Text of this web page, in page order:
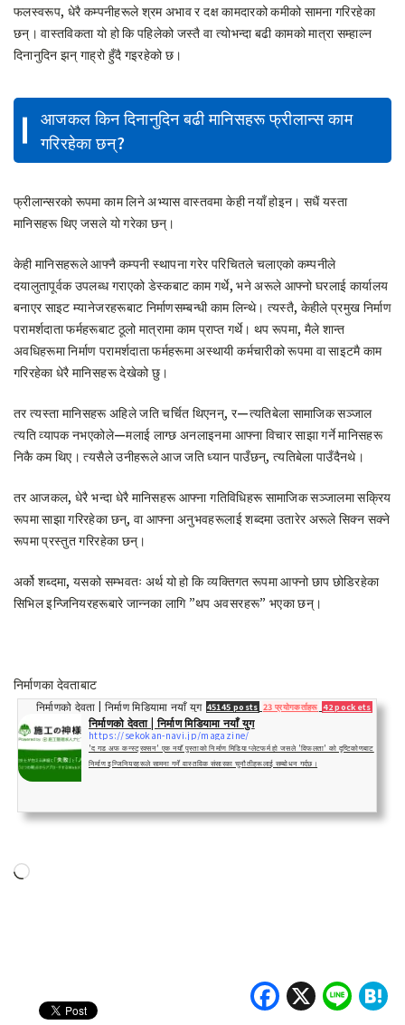
फलस्वरूप, धेरै कम्पनीहरूले श्रम अभाव र दक्ष कामदारको कमीको सामना गरिरहेका
छन्। वास्तविकता यो हो कि पहिलेको जस्तै वा त्योभन्दा बढी कामको मात्रा सम्हाल्न
दिनानुदिन झन् गाह्रो हुँदै गइरहेको छ।
आजकल किन दिनानुदिन बढी मानिसहरू फ्रीलान्स काम
गरिरहेका छन्?
फ्रीलान्सरको रूपमा काम लिने अभ्यास वास्तवमा केही नयाँ होइन। सधैं यस्ता
मानिसहरू थिए जसले यो गरेका छन्।
केही मानिसहरूले आफ्नै कम्पनी स्थापना गरेर परिचितले चलाएको कम्पनीले
दयालुतापूर्वक उपलब्ध गराएको डेस्कबाट काम गर्थे, भने अरूले आफ्नो घरलाई कार्यालय
बनाएर साइट म्यानेजरहरूबाट निर्माणसम्बन्धी काम लिन्थे। त्यस्तै, केहीले प्रमुख निर्माण
परामर्शदाता फर्महरूबाट ठूलो मात्रामा काम प्राप्त गर्थे। थप रूपमा, मैले शान्त
अवधिहरूमा निर्माण परामर्शदाता फर्महरूमा अस्थायी कर्मचारीको रूपमा वा साइटमै काम
गरिरहेका धेरै मानिसहरू देखेको छु।
तर त्यस्ता मानिसहरू अहिले जति चर्चित थिएनन्, र—त्यतिबेला सामाजिक सञ्जाल
त्यति व्यापक नभएकोले—मलाई लाग्छ अनलाइनमा आफ्ना विचार साझा गर्ने मानिसहरू
निकै कम थिए। त्यसैले उनीहरूले आज जति ध्यान पाउँछन्, त्यतिबेला पाउँदैनथे।
तर आजकल, धेरै भन्दा धेरै मानिसहरू आफ्ना गतिविधिहरू सामाजिक सञ्जालमा सक्रिय
रूपमा साझा गरिरहेका छन्, वा आफ्ना अनुभवहरूलाई शब्दमा उतारेर अरूले सिक्न सक्ने
रूपमा प्रस्तुत गरिरहेका छन्।
अर्को शब्दमा, यसको सम्भवतः अर्थ यो हो कि व्यक्तिगत रूपमा आफ्नो छाप छोडिरहेका
सिभिल इन्जिनियरहरूबारे जान्नका लागि ”थप अवसरहरू” भएका छन्।
निर्माणका देवताबाट
निर्माणको देवता | निर्माण मिडियामा नयाँ युग 45145 posts 23 प्रयोगकर्ताहरू 42 pockets
निर्माणको देवता | निर्माण मिडियामा नयाँ युग
https://sekokan-navi.jp/magazine/
'द गड अफ कन्स्ट्रक्सन' एक नयाँ पुस्ताको निर्माण मिडिया प्लेटफर्म हो जसले 'विफलता' को दृष्टिकोणबाट
निर्माण इन्जिनियरहरूले सामना गर्ने वास्तविक संसारका चुनौतीहरूलाई सम्बोधन गर्दछ।
लोड
X